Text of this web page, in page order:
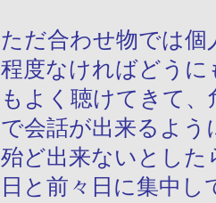
ただ合わせ物では
程度なければどう
もよく聴けてきて
で会話が出来るよ
殆ど出来ないとした
日と前々日に集中